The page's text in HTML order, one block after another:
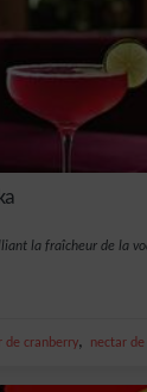
la fraîcheur de la
de cranberry, nectar